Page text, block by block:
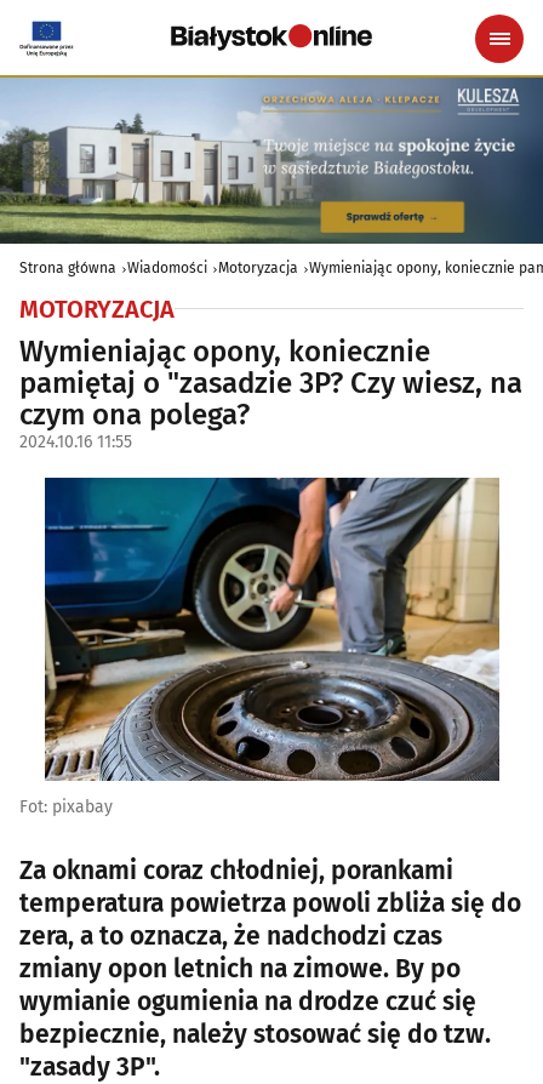
Strona główna Wiadomości Motoryzacja Wymieniając opony, koniecznie
MOTORYZACJA
Wymieniając opony, koniecznie
pamiętaj o "zasadzie 3P? Czy wiesz, na
czym ona polega?
2024.10.16 11:55
Fot: pixabay
Za oknami coraz chłodniej, porankami
temperatura powietrza powoli zbliża się do
zera, a to oznacza, że nadchodzi czas
zmiany opon letnich na zimowe. By po
wymianie ogumienia na drodze czuć się
bezpiecznie, należy stosować się do tzw.
"zasady 3P".